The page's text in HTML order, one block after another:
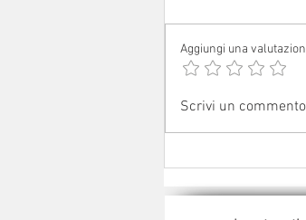
Avvisi dal 1° al
Aggiungi una
Scrivi un